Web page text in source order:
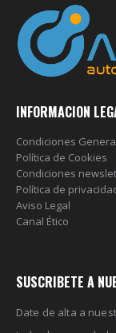
INFORMACION
Condiciones
Política de Cookies
Condiciones
Política de
Aviso Legal
Canal Ético
SUSCRIBETE A
Date de alta a